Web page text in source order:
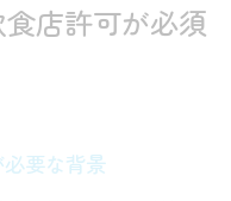
店許可が必須
要な背景